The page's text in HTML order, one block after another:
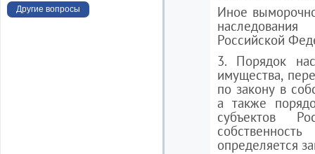
Иное
Российской
3. Порядок
имущества,
по закону в
а также
субъектов
определяется
Другие вопросы